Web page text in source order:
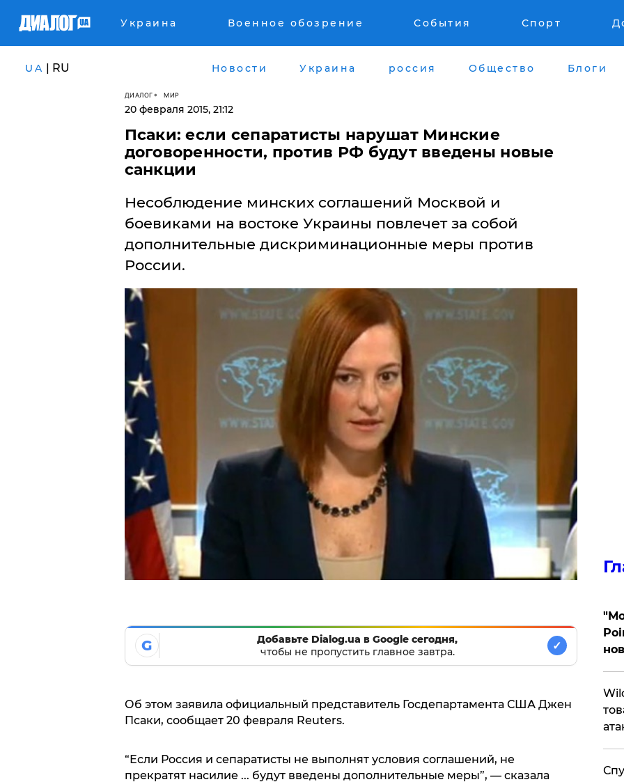
Украина Военное обозрение События Спорт
UA | RU Новости Украина россия Общество Блоги
ДИАЛОГ МИР
20 февраля 2015, 21:12
Псаки: если сепаратисты нарушат Минские
договоренности, против РФ будут введены новые
санкции
Несоблюдение минских соглашений Москвой и
боевиками на востоке Украины повлечет за собой
дополнительные дискриминационные меры против
России.
G
Добавьте Dialog.ua в Google сегодня,
чтобы не пропустить главное завтра.
✓
Об этом заявила официальный представитель Госдепартамента США Джен
Псаки, сообщает 20 февраля Reuters.
“Если Россия и сепаратисты не выполнят условия соглашений, не
прекратят насилие ... будут введены дополнительные меры”, — сказала